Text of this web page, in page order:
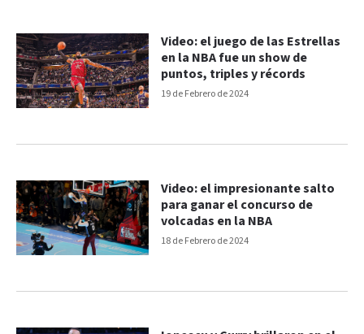
19 de Febrero de 2024
Video: el juego de las Estrellas
en la NBA fue un show de
puntos, triples y récords
18 de Febrero de 2024
Video: el impresionante salto
para ganar el concurso de
volcadas en la NBA